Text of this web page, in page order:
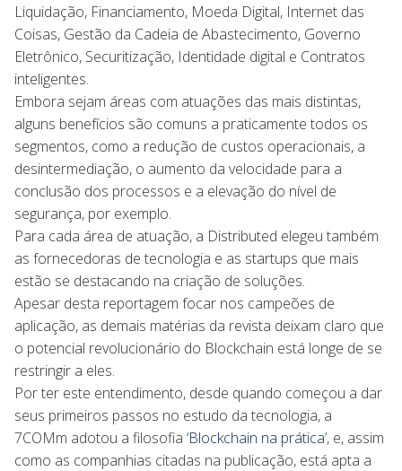
Liquidação, Financiamento, Moeda Digital, Internet das
Coisas, Gestão da Cadeia de Abastecimento, Governo
Eletrônico, Securitização, Identidade digital e Contratos
inteligentes.
Embora sejam áreas com atuações das mais distintas,
alguns benefícios são comuns a praticamente todos os
segmentos, como a redução de custos operacionais, a
desintermediação, o aumento da velocidade para a
conclusão dos processos e a elevação do nível de
segurança, por exemplo.
Para cada área de atuação, a Distributed elegeu também
as fornecedoras de tecnologia e as startups que mais
estão se destacando na criação de soluções.
Apesar desta reportagem focar nos campeões de
aplicação, as demais matérias da revista deixam claro que
o potencial revolucionário do Blockchain está longe de se
restringir a eles.
Por ter este entendimento, desde quando começou a dar
seus primeiros passos no estudo da tecnologia, a
7COMm adotou a filosofia ‘Blockchain na prática’, e, assim
como as companhias citadas na publicação, está apta a